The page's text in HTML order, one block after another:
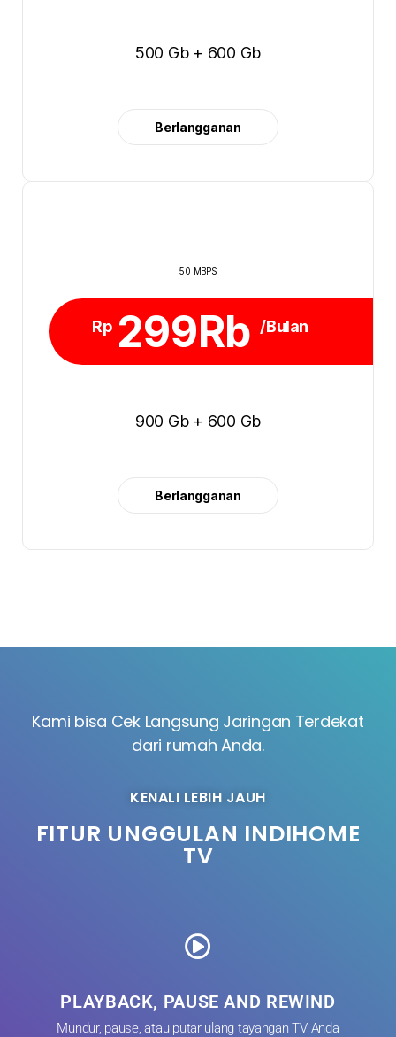
500 Gb + 600 Gb
Berlangganan
50 MBPS
Rp 299Rb /Bulan
900 Gb + 600 Gb
Berlangganan
Kami bisa Cek Langsung Jaringan Terdekat
dari rumah Anda.
KENALI LEBIH JAUH
FITUR UNGGULAN INDIHOME
TV
PLAYBACK, PAUSE AND REWIND
Mundur, pause, atau putar ulang tayangan TV Anda